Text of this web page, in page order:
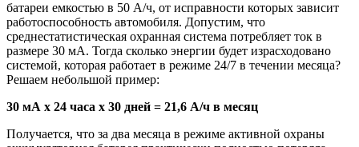
батареи емкостью в 50 А/ч, от исправности которых зависит
работоспособность автомобиля. Допустим, что
среднестатистическая охранная система потребляет ток в
размере 30 мА. Тогда сколько энергии будет израсходовано
системой, которая работает в режиме 24/7 в течении месяца?
Решаем небольшой пример:
30 мА х 24 часа х 30 дней = 21,6 А/ч в месяц
Получается, что за два месяца в режиме активной охраны